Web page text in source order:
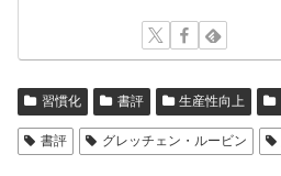
習慣化 書評 生産性向上
書評 グレッチェン・ルービン